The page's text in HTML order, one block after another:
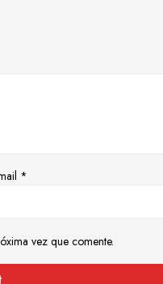
*
vez que comente.